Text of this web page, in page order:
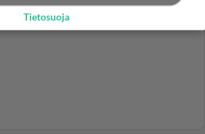
Tietosuoja